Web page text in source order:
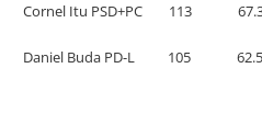
Cornel Itu PSD+PC 113
Daniel Buda PD-L 105